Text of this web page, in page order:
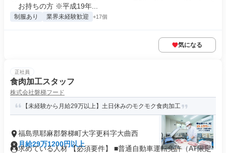
お持ちの方 ※平成19年...
制服あり 業界未経験歓迎 +17個
気になる
正社員
食肉加工スタッフ
株式会社磐梯フード
【未経験から月給29万以上】土日休みのモクモク食肉加工
福島県耶麻郡磐梯町大字更科字大曲西
月給29万1200円以上
求めている人材 【必須要件】 ■普通自動車運転免許（AT限定